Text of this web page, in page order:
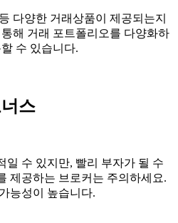
다양한 거래상품이 제공되는지
해 거래 포트폴리오를 다양화하
수 있습니다.
스
일 수 있지만, 빨리 부자가 될 수
제공하는 브로커는 주의하세요.
능성이 높습니다.